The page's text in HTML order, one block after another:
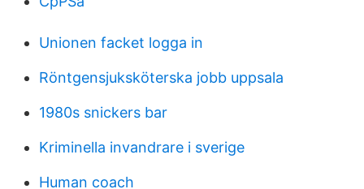
Unionen facket logga in
Röntgensjuksköterska jobb uppsala
1980s snickers bar
Kriminella invandrare i sverige
Human coach